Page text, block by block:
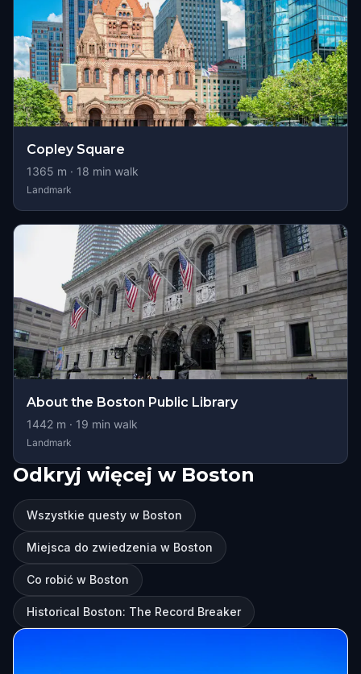
Copley Square
1365 m · 18 min walk
Landmark
About the Boston Public Library
1442 m · 19 min walk
Landmark
Odkryj więcej w Boston
Wszystkie questy w Boston
Miejsca do zwiedzenia w Boston
Co robić w Boston
Historical Boston: The Record Breaker